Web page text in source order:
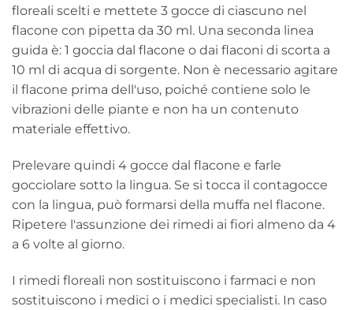
floreali scelti e mettete 3 gocce di ciascuno nel
flacone con pipetta da 30 ml. Una seconda linea
guida è: 1 goccia dal flacone o dai flaconi di scorta a
10 ml di acqua di sorgente. Non è necessario agitare
il flacone prima dell'uso, poiché contiene solo le
vibrazioni delle piante e non ha un contenuto
materiale effettivo.
Prelevare quindi 4 gocce dal flacone e farle
gocciolare sotto la lingua. Se si tocca il contagocce
con la lingua, può formarsi della muffa nel flacone.
Ripetere l'assunzione dei rimedi ai fiori almeno da 4
a 6 volte al giorno.
I rimedi floreali non sostituiscono i farmaci e non
sostituiscono i medici o i medici specialisti. In caso